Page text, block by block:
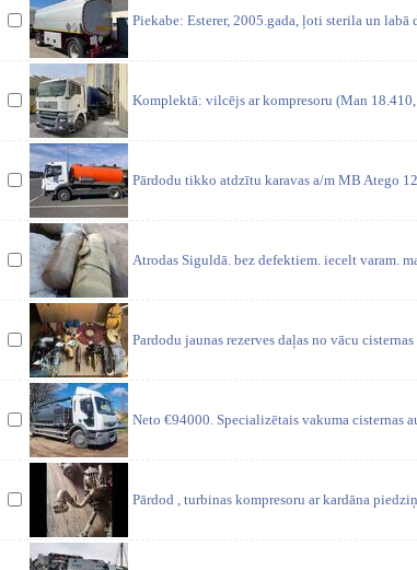
Piekabe: Esterer, 2005.gada, ļoti sterila un labā
Komplektā: vilcējs ar kompresoru (Man
Pārdodu tikko atdzītu karavas a/m MB Atego
Atrodas Siguldā. bez defektiem. iecelt varam.
Pardodu jaunas rezerves daļas no vācu
Neto €94000. Specializētais vakuma cisternas
Pārdod , turbinas kompresoru ar kardāna